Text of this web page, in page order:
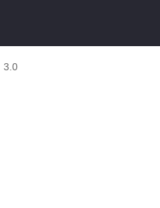
3.0